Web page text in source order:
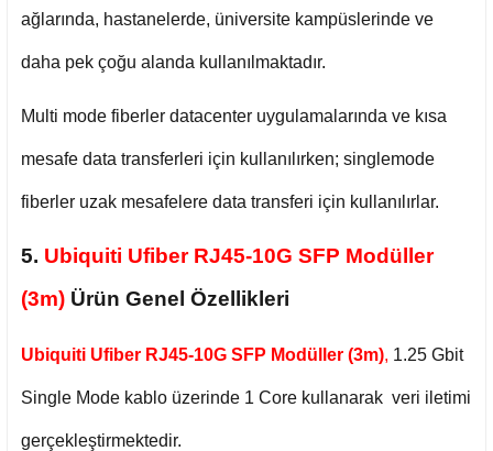
ağlarında, hastanelerde, üniversite kampüslerinde ve
daha pek çoğu alanda kullanılmaktadır.
Multi mode fiberler datacenter uygulamalarında ve kısa
mesafe data transferleri için kullanılırken; singlemode
fiberler uzak mesafelere data transferi için kullanılırlar.
5. Ubiquiti Ufiber RJ45-10G SFP Modüller
(3m) Ürün Genel Özellikleri
Ubiquiti Ufiber RJ45-10G SFP Modüller (3m), 1.25 Gbit
Single Mode kablo üzerinde 1 Core kullanarak veri iletimi
gerçekleştirmektedir.